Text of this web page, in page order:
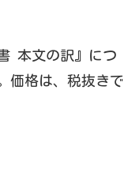
本文の訳』につ
価格は、税抜きで